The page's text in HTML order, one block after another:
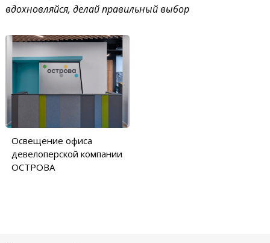
вдохновляйся, делай правильный выбор
Освещение офиса
девелоперской компании
ОСТРОВА